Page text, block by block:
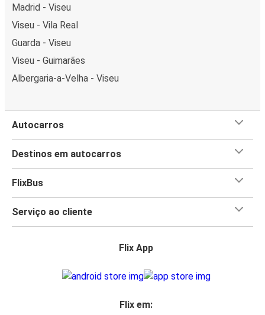
Madrid - Viseu
Viseu - Vila Real
Guarda - Viseu
Viseu - Guimarães
Albergaria-a-Velha - Viseu
Autocarros
Destinos em autocarros
FlixBus
Serviço ao cliente
Flix App
Flix em: